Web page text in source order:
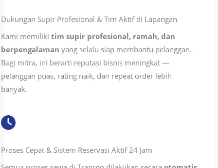
Dukungan Supir Profesional & Tim Aktif di Lapangan
Kami memilikitim supir profesional, ramah, dan
berpengalaman yang selalu siap membantu pelanggan.
Bagi mitra, ini berarti reputasi bisnis meningkat —
pelanggan puas, rating naik, dan repeat order lebih
banyak.
Proses Cepat & Sistem Reservasi Aktif 24 Jam